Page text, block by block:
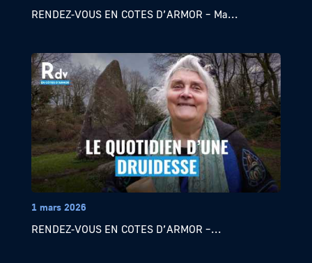
RENDEZ-VOUS EN COTES D’ARMOR – Ma...
1 mars 2026
RENDEZ-VOUS EN COTES D’ARMOR –...